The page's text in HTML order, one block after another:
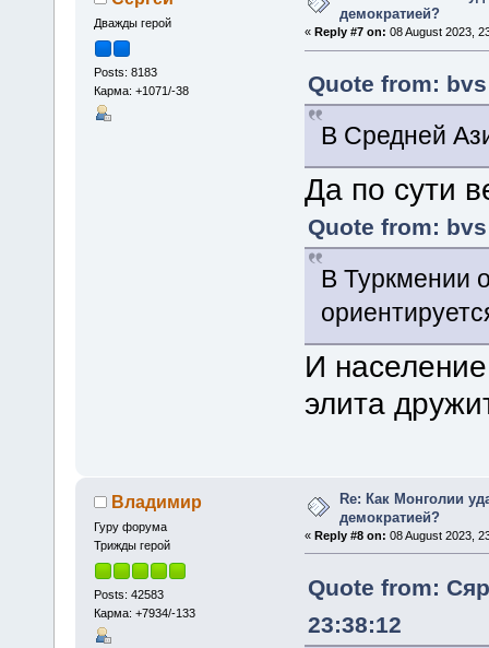
Дважды герой
Posts: 8183
Карма: +1071/-38
демократией?
« Reply #7 on: 08 August 2023,
Quote from:
В Средней
Да по сути
Quote from:
В Туркмении
И
элита
Владимир
Гуру форума
Трижды герой
Posts: 42583
Карма: +7934/-133
Re: Как Монголии
демократией?
« Reply #8 on: 08 August 2023,
Quote from:
23:38:12